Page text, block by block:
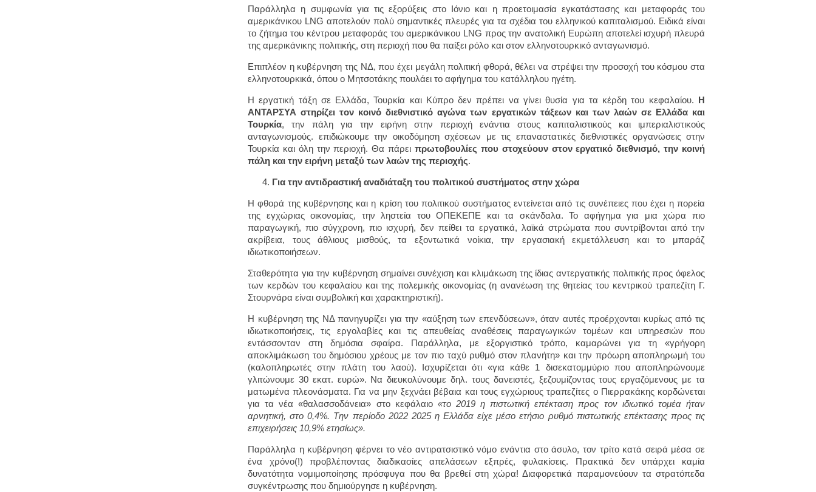
Παράλληλα η συμφωνία για τις εξορύξεις στο Ιόνιο και η προετοιμασία εγκατάστασης και μεταφοράς του
αμερικάνικου LNG αποτελούν πολύ σημαντικές πλευρές για τα σχέδια του ελληνικού καπιταλισμού. Ειδικά είναι
το ζήτημα του κέντρου μεταφοράς του αμερικάνικου LNG προς την ανατολική Ευρώπη αποτελεί ισχυρή πλευρά
της αμερικάνικης πολιτικής, στη περιοχή που θα παίξει ρόλο και στον ελληνοτουρκικό ανταγωνισμό.
Επιπλέον η κυβέρνηση της ΝΔ, που έχει μεγάλη πολιτική φθορά, θέλει να στρέψει την προσοχή του κόσμου στα
ελληνοτουρκικά, όπου ο Μητσοτάκης πουλάει το αφήγημα του κατάλληλου ηγέτη.
Η εργατική τάξη σε Ελλάδα, Τουρκία και Κύπρο δεν πρέπει να γίνει θυσία για τα κέρδη του κεφαλαίου. Η
ΑΝΤΑΡΣΥΑ στηρίζει τον κοινό διεθνιστικό αγώνα των εργατικών τάξεων και των λαών σε Ελλάδα και
Τουρκία, την πάλη για την ειρήνη στην περιοχή ενάντια στους καπιταλιστικούς και ιμπεριαλιστικούς
ανταγωνισμούς. επιδιώκουμε την οικοδόμηση σχέσεων με τις επαναστατικές διεθνιστικές οργανώσεις στην
Τουρκία και όλη την περιοχή. Θα πάρει πρωτοβουλίες που στοχεύουν στον εργατικό διεθνισμό, την κοινή
πάλη και την ειρήνη μεταξύ των λαών της περιοχής.
Για την αντιδραστική αναδιάταξη του πολιτικού συστήματος στην χώρα
Η φθορά της κυβέρνησης και η κρίση του πολιτικού συστήματος εντείνεται από τις συνέπειες που έχει η πορεία
της εγχώριας οικονομίας, την ληστεία του ΟΠΕΚΕΠΕ και τα σκάνδαλα. Το αφήγημα για μια χώρα πιο
παραγωγική, πιο σύγχρονη, πιο ισχυρή, δεν πείθει τα εργατικά, λαϊκά στρώματα που συντρίβονται από την
ακρίβεια, τους άθλιους μισθούς, τα εξοντωτικά νοίκια, την εργασιακή εκμετάλλευση και το μπαράζ
ιδιωτικοποιήσεων.
Σταθερότητα για την κυβέρνηση σημαίνει συνέχιση και κλιμάκωση της ίδιας αντεργατικής πολιτικής προς όφελος
των κερδών του κεφαλαίου και της πολεμικής οικονομίας (η ανανέωση της θητείας του κεντρικού τραπεζίτη Γ.
Στουρνάρα είναι συμβολική και χαρακτηριστική).
Η κυβέρνηση της ΝΔ πανηγυρίζει για την «αύξηση των επενδύσεων», όταν αυτές προέρχονται κυρίως από τις
ιδιωτικοποιήσεις, τις εργολαβίες και τις απευθείας αναθέσεις παραγωγικών τομέων και υπηρεσιών που
εντάσσονταν στη δημόσια σφαίρα. Παράλληλα, με εξοργιστικό τρόπο, καμαρώνει για τη «γρήγορη
αποκλιμάκωση του δημόσιου χρέους με τον πιο ταχύ ρυθμό στον πλανήτη» και την πρόωρη αποπληρωμή του
(καλοπληρωτές στην πλάτη του λαού). Ισχυρίζεται ότι «για κάθε 1 δισεκατομμύριο που αποπληρώνουμε
γλιτώνουμε 30 εκατ. ευρώ». Να διευκολύνουμε δηλ. τους δανειστές, ξεζουμίζοντας τους εργαζόμενους με τα
ματωμένα πλεονάσματα. Για να μην ξεχνάει βέβαια και τους εγχώριους τραπεζίτες ο Πιερρακάκης κορδώνεται
για τα νέα «θαλασσοδάνεια» στο κεφάλαιο «το 2019 η πιστωτική επέκταση προς τον ιδιωτικό τομέα ήταν
αρνητική, στο 0,4%. Tην περίοδο 2022 2025 η Ελλάδα είχε μέσο ετήσιο ρυθμό πιστωτικής επέκτασης προς τις
επιχειρήσεις 10,9% ετησίως».
Παράλληλα η κυβέρνηση φέρνει το νέο αντιρατσιστικό νόμο ενάντια στο άσυλο, τον τρίτο κατά σειρά μέσα σε
ένα χρόνο(!) προβλέποντας διαδικασίες απελάσεων εξπρές, φυλακίσεις. Πρακτικά δεν υπάρχει καμία
δυνατότητα νομιμοποίησης πρόσφυγα που θα βρεθεί στη χώρα! Διαφορετικά παραμονεύουν τα στρατόπεδα
συγκέντρωσης που δημιούργησε η κυβέρνηση.